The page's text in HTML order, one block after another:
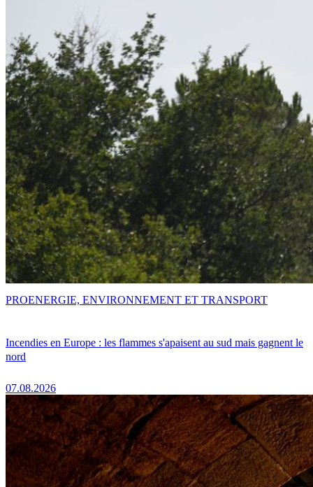
Incendies en Europe : les flammes s'apaisent au sud mais gagnent le
nord
07.08.2026
PROENERGIE, ENVIRONNEMENT ET TRANSPORT